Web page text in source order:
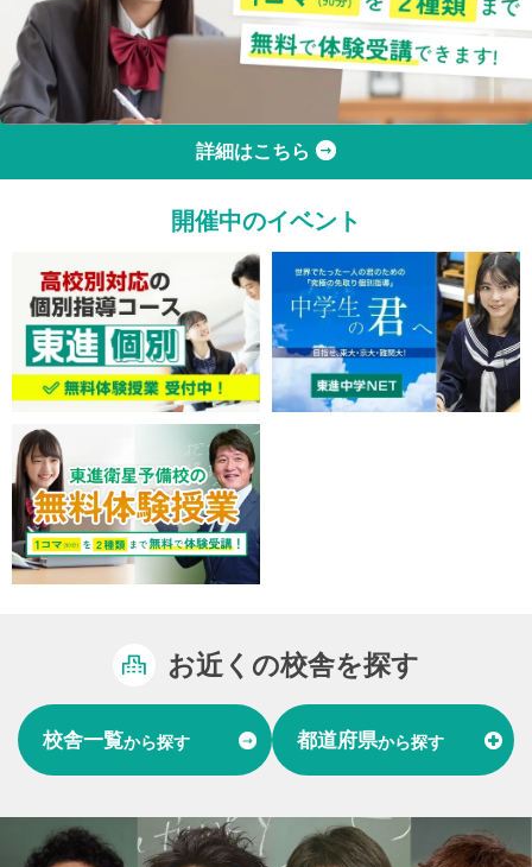
詳細はこちら
開催中のイベント
お近くの校舎を探す
校舎一覧から探す 都道府県から探す
東海 愛知県 岐阜県